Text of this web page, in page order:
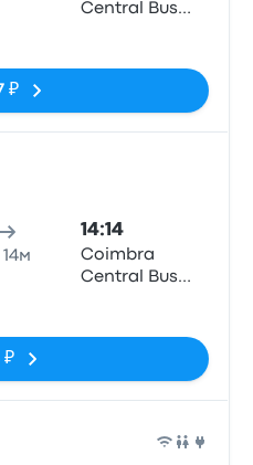
Central Bus
₽
14:14
Coimbra
Central Bus
₽